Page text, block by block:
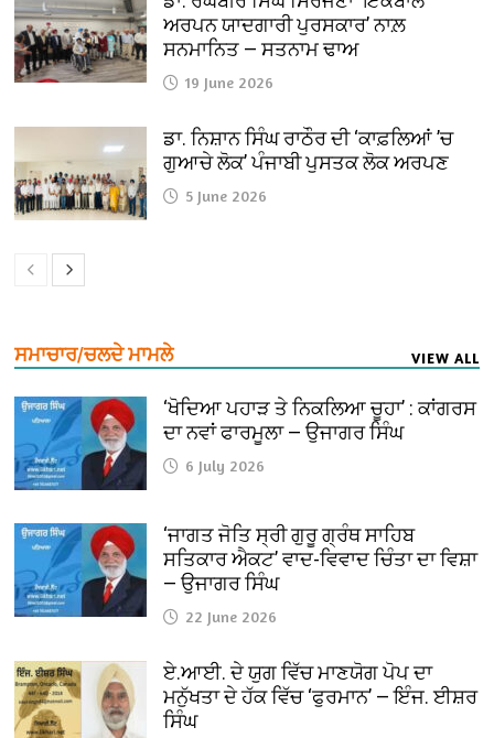
ਅਰਪਨ ਯਾਦਗਾਰੀ ਪੁਰਸਕਾਰ’ ਨਾਲ਼
ਸਨਮਾਨਿਤ — ਸਤਨਾਮ ਢਾਅ
19 June 2026
ਡਾ. ਨਿਸ਼ਾਨ ਸਿੰਘ ਰਾਠੌਰ ਦੀ ‘ਕਾਫ਼ਲਿਆਂ ’ਚ
ਗੁਆਚੇ ਲੋਕ’ ਪੰਜਾਬੀ ਪੁਸਤਕ ਲੋਕ ਅਰਪਣ
5 June 2026
ਸਮਾਚਾਰ/ਚਲਦੇ ਮਾਮਲੇ VIEW ALL
‘ਖੋਦਿਆ ਪਹਾੜ ਤੇ ਨਿਕਲਿਆ ਚੂਹਾ’ : ਕਾਂਗਰਸ
ਦਾ ਨਵਾਂ ਫਾਰਮੂਲਾ — ਉਜਾਗਰ ਸਿੰਘ
6 July 2026
‘ਜਾਗਤ ਜੋਤਿ ਸ੍ਰੀ ਗੁਰੂ ਗ੍ਰੰਥ ਸਾਹਿਬ
ਸਤਿਕਾਰ ਐਕਟ’ ਵਾਦ-ਵਿਵਾਦ ਚਿੰਤਾ ਦਾ ਵਿਸ਼ਾ
— ਉਜਾਗਰ ਸਿੰਘ
22 June 2026
ਏ.ਆਈ. ਦੇ ਯੁਗ ਵਿੱਚ ਮਾਣਯੋਗ ਪੋਪ ਦਾ
ਮਨੁੱਖਤਾ ਦੇ ਹੱਕ ਵਿੱਚ ‘ਫੁਰਮਾਨ’ — ਇੰਜ. ਈਸ਼ਰ
ਸਿੰਘ